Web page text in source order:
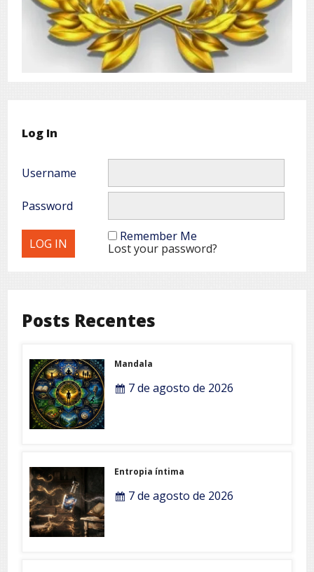
Log In
Username
Password
Remember Me
Lost your password?
Posts Recentes
Mandala
7 de agosto de 2026
Entropia íntima
7 de agosto de 2026